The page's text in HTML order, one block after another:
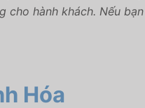
cho hành khách. Nếu
Hóa